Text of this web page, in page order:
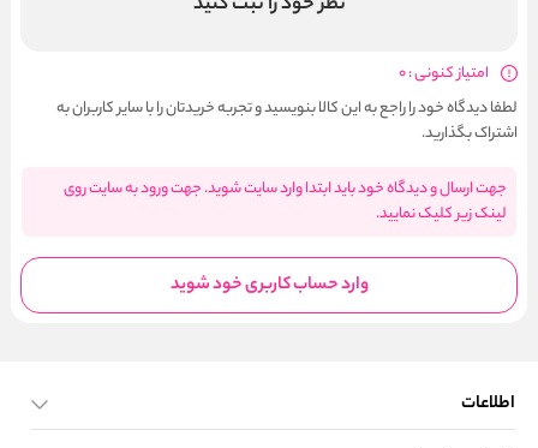
امتیاز کنونی : 0
لطفا دیدگاه خود را راجع به این کالا بنویسید و تجربه خریدتان را با سایر کاربران به
اشتراک بگذارید.
جهت ارسال و دیدگاه خود باید ابتدا وارد سایت شوید. جهت ورود به سایت روی
لینک زیر کلیک نمایید.
وارد حساب کاربری خود شوید
اطلاعات